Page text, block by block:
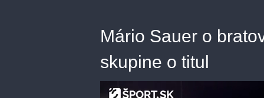
Mário Sauer o
skupine o titul